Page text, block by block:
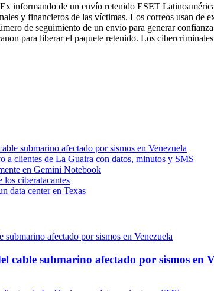
informando de un envío retenido ESET
y financieros de las víctimas. Los correos usan de
de seguimiento de un envío para generar
para liberar el paquete retenido. Los
submarino afectado por sismos en Venezuela
a clientes de La Guaira con datos, minutos y SMS
en Gemini Notebook
ciberatacantes
data center en Texas
cable submarino afectado por sismos en